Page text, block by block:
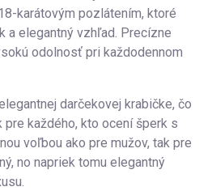
karátovým pozlátením, ktoré
a elegantný vzhľad. Precízne
odolnosť pri každodennom
darčekovej krabičke, čo
pre každého, kto ocení šperk s
voľbou ako pre mužov, tak pre
no napriek tomu elegantný